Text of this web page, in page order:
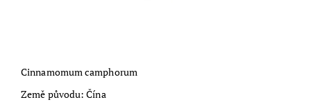
Cinnamomum camphorum
Země původu: Čína